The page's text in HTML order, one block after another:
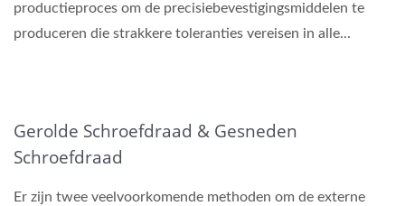
productieproces om de precisiebevestigingsmiddelen te
produceren die strakkere toleranties vereisen in alle...
Gerolde Schroefdraad & Gesneden
Schroefdraad
Er zijn twee veelvoorkomende methoden om de externe